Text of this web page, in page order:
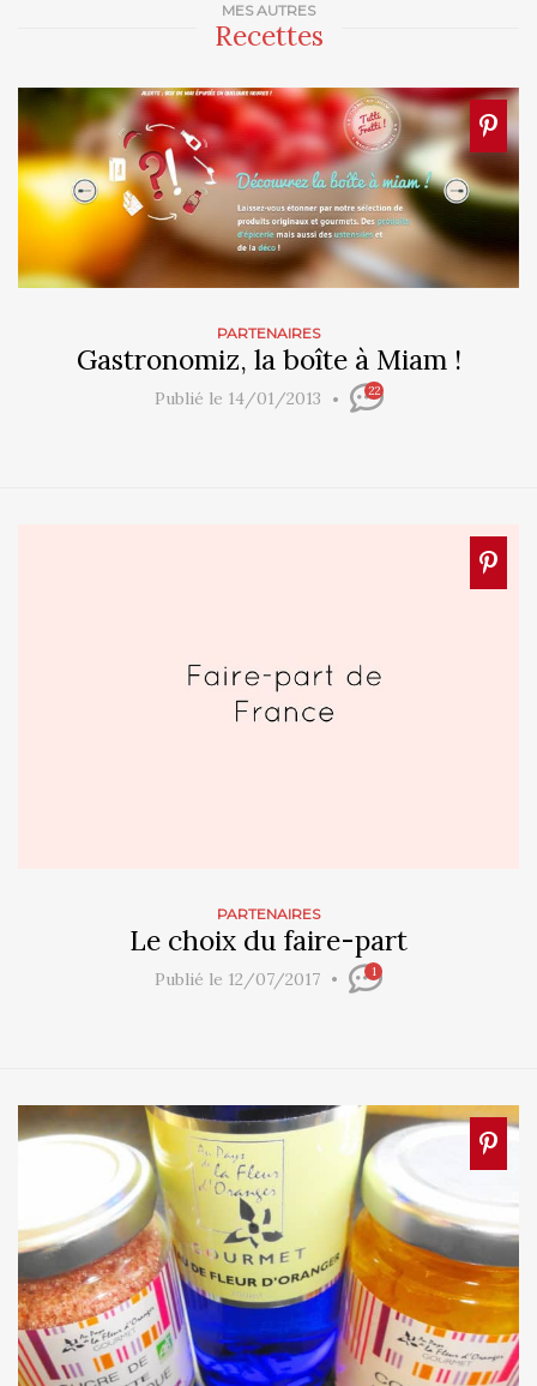
MES AUTRES
Recettes
PARTENAIRES
Gastronomiz, la boîte à Miam !
Publié le 14/01/2013 22
PARTENAIRES
Le choix du faire-part
Publié le 12/07/2017 1